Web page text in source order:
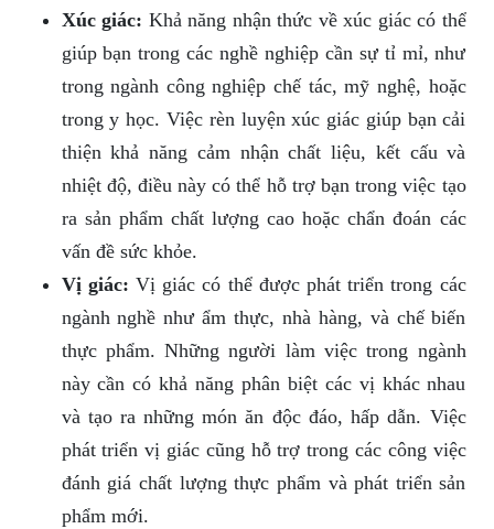
Xúc giác: Khả năng nhận thức về xúc giác có thể
giúp bạn trong các nghề nghiệp cần sự tỉ mỉ, như
trong ngành công nghiệp chế tác, mỹ nghệ, hoặc
trong y học. Việc rèn luyện xúc giác giúp bạn cải
thiện khả năng cảm nhận chất liệu, kết cấu và
nhiệt độ, điều này có thể hỗ trợ bạn trong việc tạo
ra sản phẩm chất lượng cao hoặc chẩn đoán các
vấn đề sức khỏe.
Vị giác: Vị giác có thể được phát triển trong các
ngành nghề như ẩm thực, nhà hàng, và chế biến
thực phẩm. Những người làm việc trong ngành
này cần có khả năng phân biệt các vị khác nhau
và tạo ra những món ăn độc đáo, hấp dẫn. Việc
phát triển vị giác cũng hỗ trợ trong các công việc
đánh giá chất lượng thực phẩm và phát triển sản
phẩm mới.